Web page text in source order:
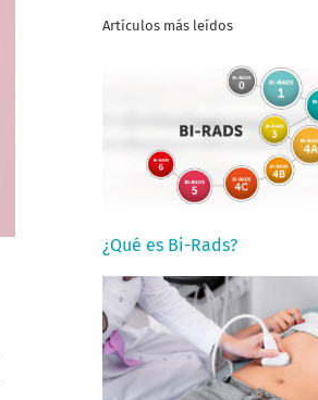
Artículos más leídos
¿Qué es Bi-Rads?